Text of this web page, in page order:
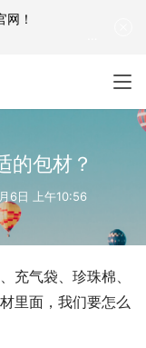
的包材？
6日 上午10:56
充气袋、珍珠棉、
里面，我们要怎么
网 ！